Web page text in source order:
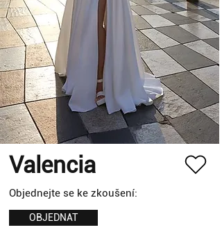
Valencia
Objednejte se ke zkoušení:
OBJEDNAT